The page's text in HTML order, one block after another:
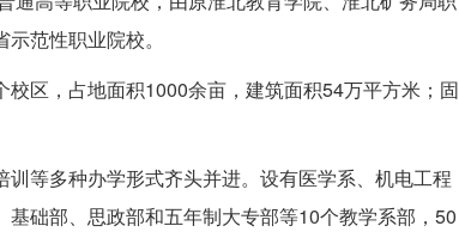
范性职业院校。
区，占地面积1000余亩，建筑面积54万平方米；固
等多种办学形式齐头并进。设有医学系、机电工程
础部、思政部和五年制大专部等10个教学系部，50